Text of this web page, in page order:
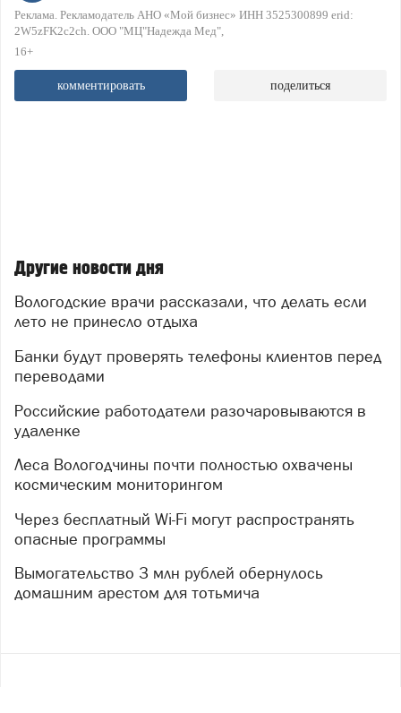
Реклама. Рекламодатель АНО «Мой бизнес» ИНН 3525300899 erid:
2W5zFK2c2ch. ООО "МЦ"Надежда Мед"
16+
комментировать поделиться
Другие новости дня
Вологодские врачи рассказали, что делать если
лето не принесло отдыха
Банки будут проверять телефоны клиентов перед
переводами
Российские работодатели разочаровываются в
удаленке
Леса Вологодчины почти полностью охвачены
космическим мониторингом
Через бесплатный Wi-Fi могут распространять
опасные программы
Вымогательство 3 млн рублей обернулось
домашним арестом для тотьмича